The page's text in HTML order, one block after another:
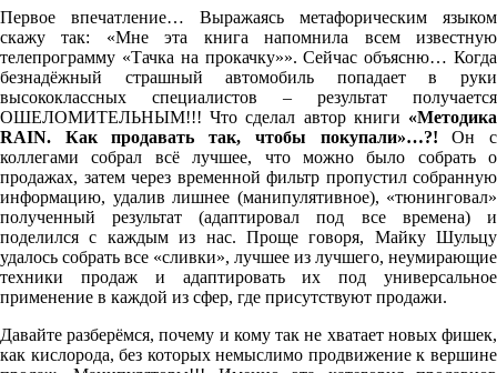
Первое впечатление… Выражаясь метафорическим языком
скажу так: «Мне эта книга напомнила всем известную
телепрограмму «Тачка на прокачку»». Сейчас объясню… Когда
безнадёжный страшный автомобиль попадает в руки
высококлассных специалистов – результат получается
ОШЕЛОМИТЕЛЬНЫМ!!! Что сделал автор книги «Методика
RAIN. Как продавать так, чтобы покупали»…?!Он с
коллегами собрал всё лучшее, что можно было собрать о
продажах, затем через временной фильтр пропустил собранную
информацию, удалив лишнее (манипулятивное), «тюнинговал»
полученный результат (адаптировал под все времена) и
поделился с каждым из нас. Проще говоря, Майку Шульцу
удалось собрать все «сливки», лучшее из лучшего, неумирающие
техники продаж и адаптировать их под универсальное
применение в каждой из сфер, где присутствуют продажи.
Давайте разберёмся, почему и кому так не хватает новых фишек,
как кислорода, без которых немыслимо продвижение к вершине